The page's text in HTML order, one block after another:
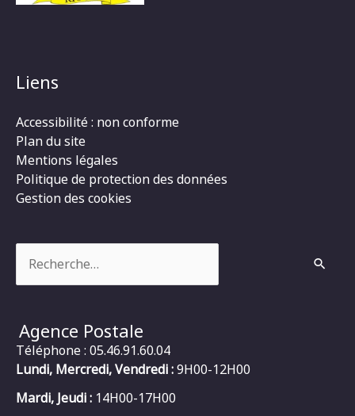
Liens
Accessibilité : non conforme
Plan du site
Mentions légales
Politique de protection des données
Gestion des cookies
Agence Postale
Téléphone : 05.46.91.60.04
Lundi, Mercredi, Vendredi :9H00-12H00
Mardi, Jeudi : 14H00-17H00